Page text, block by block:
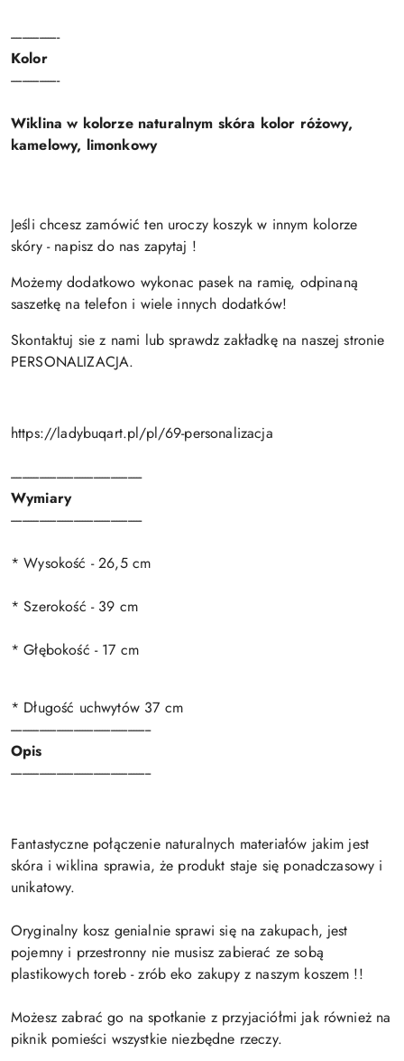
-----------------
Kolor
-----------------
Wiklina w kolorze naturalnym skóra kolor różowy,
kamelowy, limonkowy
Jeśli chcesz zamówić ten uroczy koszyk w innym kolorze
skóry - napisz do nas zapytaj !
Możemy dodatkowo wykonac pasek na ramię, odpinaną
saszetkę na telefon i wiele innych dodatków!
Skontaktuj sie z nami lub sprawdz zakładkę na naszej stronie
PERSONALIZACJA.
https://ladybuqart.pl/pl/69-personalizacja
----------------------------------------------
Wymiary
----------------------------------------------
* Wysokość - 26,5 cm
* Szerokość - 39 cm
* Głębokość - 17 cm
* Długość uchwytów 37 cm
-------------------------------------------------
Opis
-------------------------------------------------
Fantastyczne połączenie naturalnych materiałów jakim jest
skóra i wiklina sprawia, że produkt staje się ponadczasowy i
unikatowy.
Oryginalny kosz genialnie sprawi się na zakupach, jest
pojemny i przestronny nie musisz zabierać ze sobą
plastikowych toreb - zrób eko zakupy z naszym koszem !!
Możesz zabrać go na spotkanie z przyjaciółmi jak również na
piknik pomieści wszystkie niezbędne rzeczy.